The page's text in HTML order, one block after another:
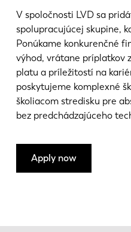
V spoločnosti LVD sa
spolupracujúcej skupine,
Ponúkame konkurenčné
výhod, vrátane príplatkov
platu a príležitostí na
poskytujeme komplexné
školiacom stredisku pre
bez predchádzajúceho
Apply now
KO